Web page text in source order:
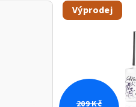
Výprodej
209 Kč